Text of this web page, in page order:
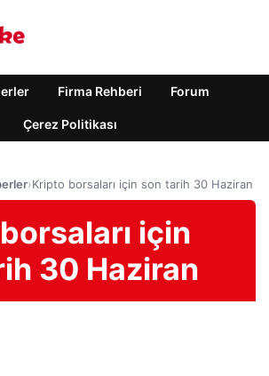
Firma Rehberi Forum
Çerez Politikası
›Kripto borsaları için son tarih 30 Haziran
için
30 Haziran